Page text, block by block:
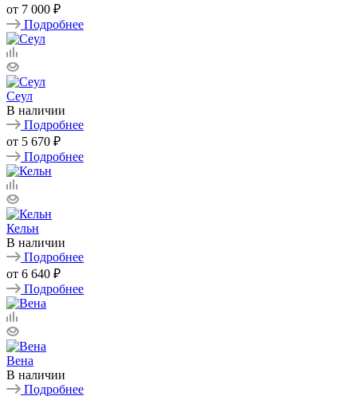
от 7 000 ₽
Подробнее
Сеул
В наличии
Подробнее
от 5 670 ₽
Подробнее
Кельн
В наличии
Подробнее
от 6 640 ₽
Подробнее
Вена
В наличии
Подробнее